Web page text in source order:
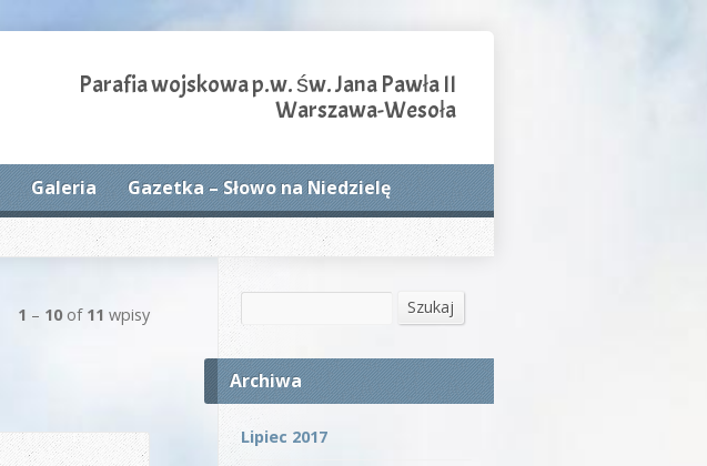
Parafia wojskowa p.w. św. Jana Pawła II
Warszawa-Wesoła
Galeria Gazetka – Słowo na Niedzielę
1 – 10 of 11 wpisy Szukaj
Archiwa
Lipiec 2017